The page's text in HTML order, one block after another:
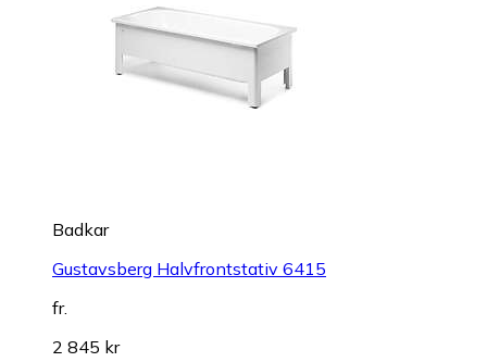
Badkar
Gustavsberg Halvfrontstativ 6415
fr.
2 845 kr